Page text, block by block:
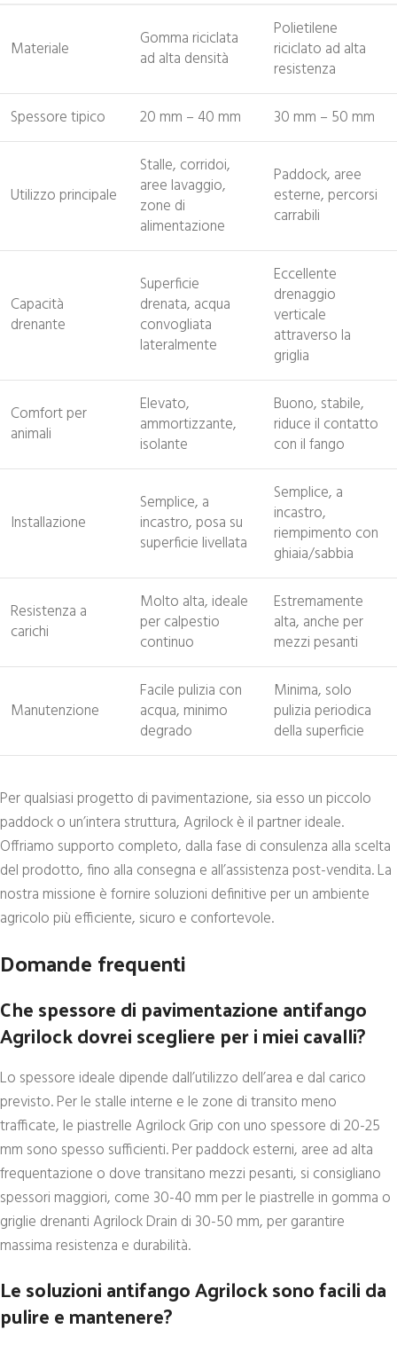
Materiale
Gomma riciclata
ad alta densità
Polietilene
riciclato ad alta
resistenza
Spessore tipico
20 mm – 40 mm 30 mm – 50 mm
Utilizzo principale
Stalle, corridoi,
aree lavaggio,
zone di
alimentazione
Paddock, aree
esterne, percorsi
carrabili
Capacità
drenante
Superficie
drenata, acqua
convogliata
lateralmente
Eccellente
drenaggio
verticale
attraverso la
griglia
Comfort per
animali
Elevato,
ammortizzante,
isolante
Buono, stabile,
riduce il contatto
con il fango
Installazione
Semplice, a
incastro, posa su
superficie livellata
Semplice, a
incastro,
riempimento con
ghiaia/sabbia
Resistenza a
carichi
Molto alta, ideale
per calpestio
continuo
Estremamente
alta, anche per
mezzi pesanti
Manutenzione
Facile pulizia con
acqua, minimo
degrado
Minima, solo
pulizia periodica
della superficie
Per qualsiasi progetto di pavimentazione, sia esso un piccolo
paddock o un’intera struttura, Agrilock è il partner ideale.
Offriamo supporto completo, dalla fase di consulenza alla scelta
del prodotto, fino alla consegna e all’assistenza post-vendita. La
nostra missione è fornire soluzioni definitive per un ambiente
agricolo più efficiente, sicuro e confortevole.
Domande frequenti
Che spessore di pavimentazione antifango
Agrilock dovrei scegliere per i miei cavalli?
Lo spessore ideale dipende dall’utilizzo dell’area e dal carico
previsto. Per le stalle interne e le zone di transito meno
trafficate, le piastrelle Agrilock Grip con uno spessore di 20-25
mm sono spesso sufficienti. Per paddock esterni, aree ad alta
frequentazione o dove transitano mezzi pesanti, si consigliano
spessori maggiori, come 30-40 mm per le piastrelle in gomma o
griglie drenanti Agrilock Drain di 30-50 mm, per garantire
massima resistenza e durabilità.
Le soluzioni antifango Agrilock sono facili da
pulire e mantenere?